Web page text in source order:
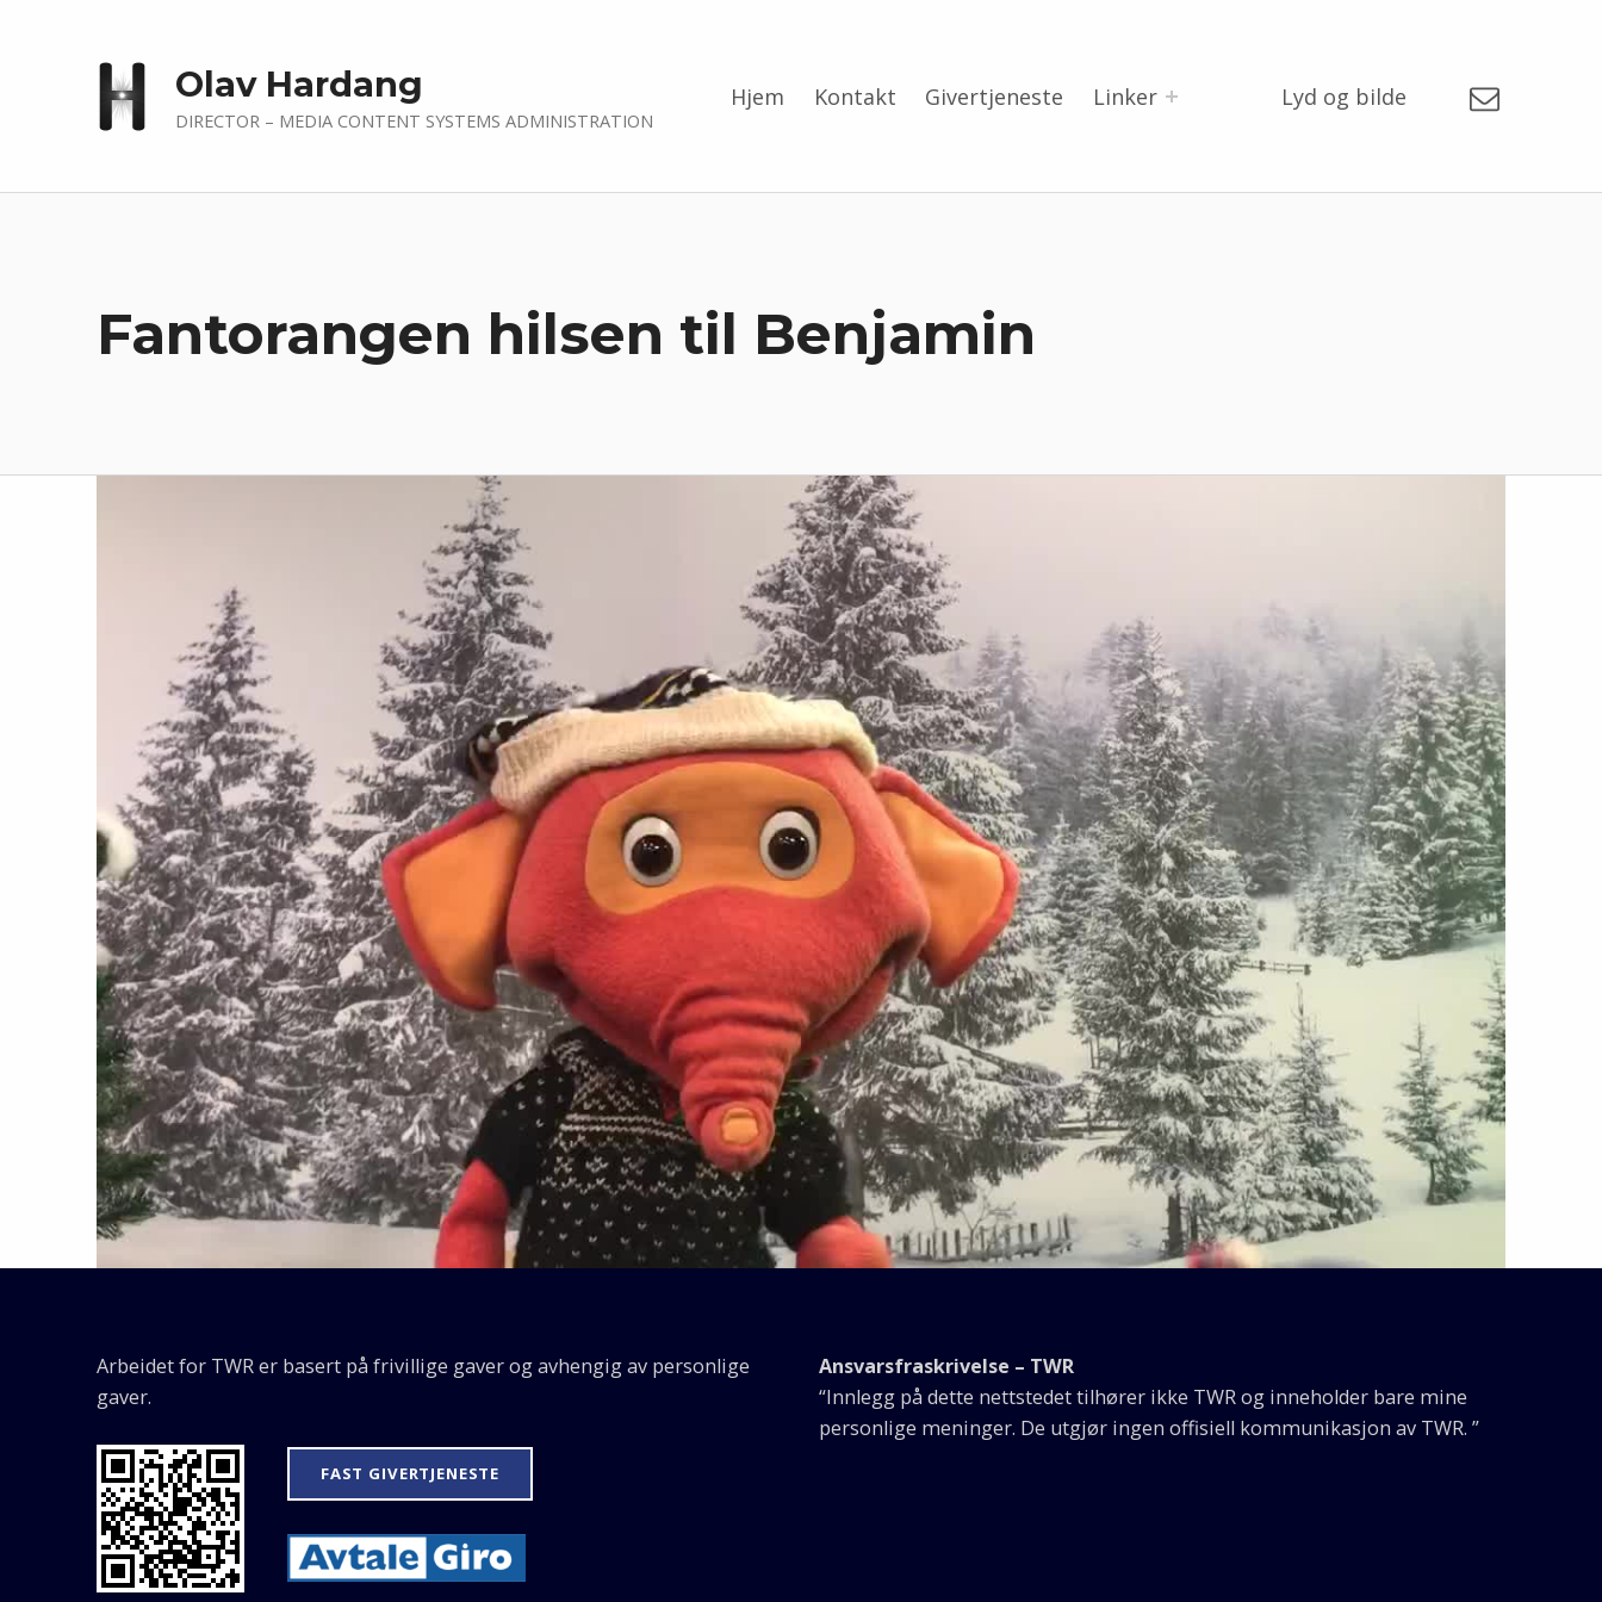
Olav Hardang
DIRECTOR – MEDIA CONTENT SYSTEMS ADMINISTRATION
Hjem Kontakt Givertjeneste Linker Lyd og bilde
Fantorangen hilsen til Benjamin
Skip back to main navigation
Arbeidet for TWR er basert på frivillige gaver og avhengig av personlige
gaver.
FAST GIVERTJENESTE
Ansvarsfraskrivelse – TWR
“Innlegg på dette nettstedet tilhører ikke TWR og inneholder bare mine
personlige meninger. De utgjør ingen offisiell kommunikasjon av TWR. ”